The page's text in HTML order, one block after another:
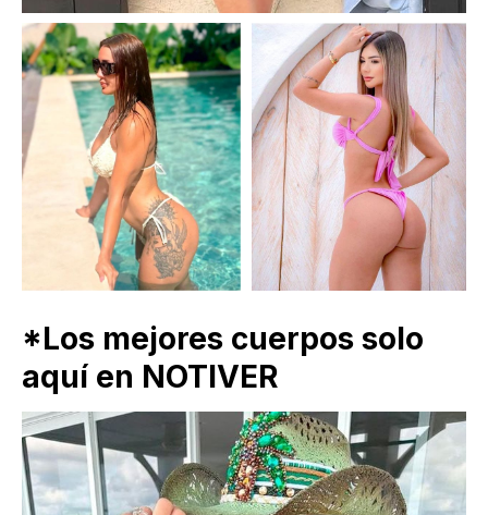
*Los mejores cuerpos solo
aquí en NOTIVER